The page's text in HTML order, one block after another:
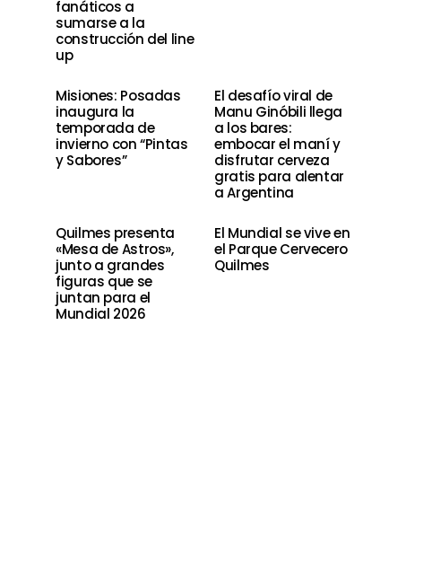
fanáticos a
sumarse a la
construcción del line
up
Misiones: Posadas
inaugura la
temporada de
invierno con “Pintas
y Sabores”
El desafío viral de
Manu Ginóbili llega
a los bares:
embocar el maní y
disfrutar cerveza
gratis para alentar
a Argentina
Quilmes presenta
«Mesa de Astros»,
junto a grandes
figuras que se
juntan para el
Mundial 2026
El Mundial se vive en
el Parque Cervecero
Quilmes